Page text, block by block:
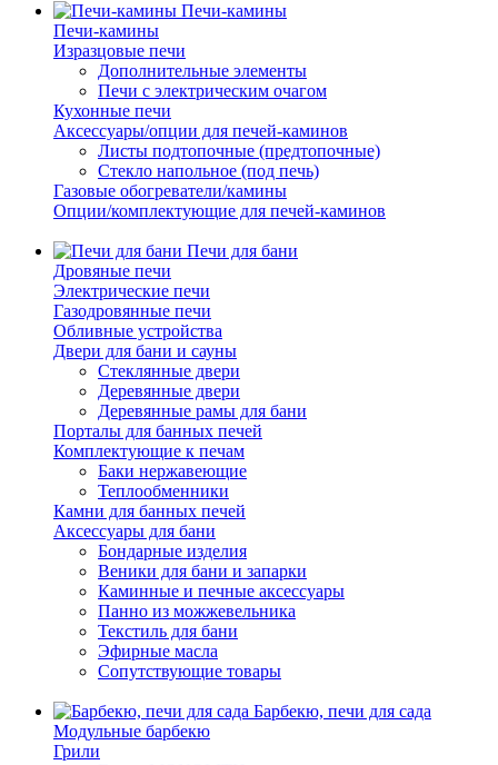
Печи-камины
Печи-камины
Изразцовые печи
Дополнительные элементы
Печи с электрическим очагом
Кухонные печи
Аксессуары/опции для печей-каминов
Листы подтопочные (предтопочные)
Стекло напольное (под печь)
Газовые обогреватели/камины
Опции/комплектующие для печей-каминов
Печи для бани
Дровяные печи
Электрические печи
Газодровянные печи
Обливные устройства
Двери для бани и сауны
Стеклянные двери
Деревянные двери
Деревянные рамы для бани
Порталы для банных печей
Комплектующие к печам
Баки нержавеющие
Теплообменники
Камни для банных печей
Аксессуары для бани
Бондарные изделия
Веники для бани и запарки
Каминные и печные аксессуары
Панно из можжевельника
Текстиль для бани
Эфирные масла
Сопутствующие товары
Барбекю, печи для сада
Модульные барбекю
Грили